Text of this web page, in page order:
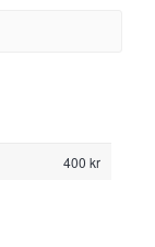
400 kr